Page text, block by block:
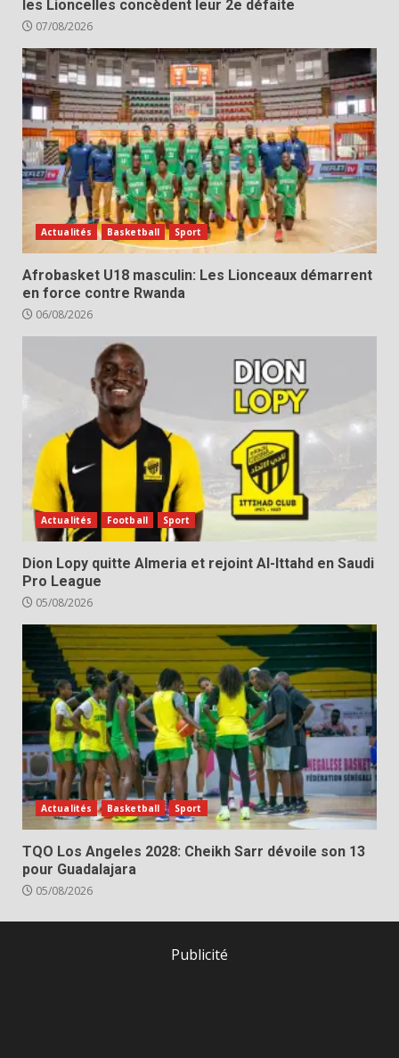
les Lioncelles concèdent leur 2e défaite
07/08/2026
Actualités Basketball Sport
Afrobasket U18 masculin: Les Lionceaux démarrent
en force contre Rwanda
06/08/2026
Actualités Football Sport
Dion Lopy quitte Almeria et rejoint Al-Ittahd en Saudi
Pro League
05/08/2026
Actualités Basketball Sport
TQO Los Angeles 2028: Cheikh Sarr dévoile son 13
pour Guadalajara
05/08/2026
Publicité